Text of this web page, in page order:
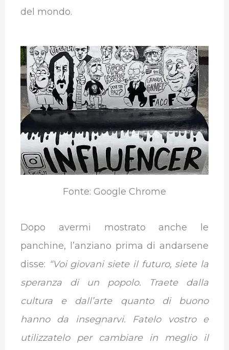
del mondo.
Fonte: Google Chrome
Dopo avermi mostrato anche le
panchine, l’anziano prima di andarsene
disse: “Voi giovani siete il futuro, siete la
speranza di un popolo. Traete dalla
cultura e dall’arte quanto di buono
hanno da insegnarvi. Fatelo vostro e
utilizzatelo per cambiare in meglio il